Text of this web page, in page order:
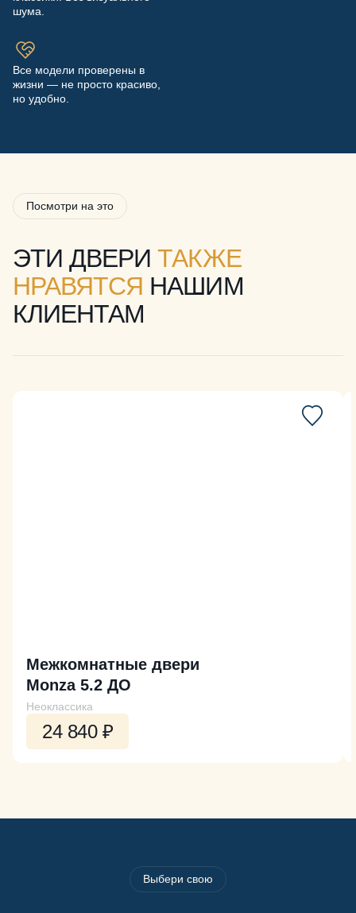
шума.
Все модели проверены в
жизни — не просто красиво,
но удобно.
Посмотри на это
ЭТИ ДВЕРИТАКЖЕ
НРАВЯТСЯ НАШИМ
КЛИЕНТАМ
Межкомнатные двери
Monza 5.2 ДО
Неоклассика
24 840 ₽
Выбери свою